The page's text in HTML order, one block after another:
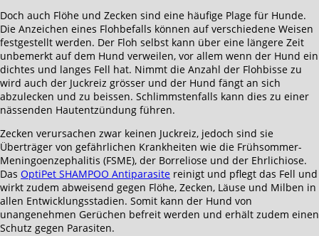
Doch auch Flöhe und Zecken sind eine häufige Plage für Hunde.
Die Anzeichen eines Flohbefalls können auf verschiedene Weisen
festgestellt werden. Der Floh selbst kann über eine längere Zeit
unbemerkt auf dem Hund verweilen, vor allem wenn der Hund ein
dichtes und langes Fell hat. Nimmt die Anzahl der Flohbisse zu
wird auch der Juckreiz grösser und der Hund fängt an sich
abzulecken und zu beissen. Schlimmstenfalls kann dies zu einer
nässenden Hautentzündung führen.
Zecken verursachen zwar keinen Juckreiz, jedoch sind sie
Überträger von gefährlichen Krankheiten wie die Frühsommer-
Meningoenzephalitis (FSME), der Borreliose und der Ehrlichiose.
Das OptiPet SHAMPOO Antiparasite reinigt und pflegt das Fell und
wirkt zudem abweisend gegen Flöhe, Zecken, Läuse und Milben in
allen Entwicklungsstadien. Somit kann der Hund von
unangenehmen Gerüchen befreit werden und erhält zudem einen
Schutz gegen Parasiten.